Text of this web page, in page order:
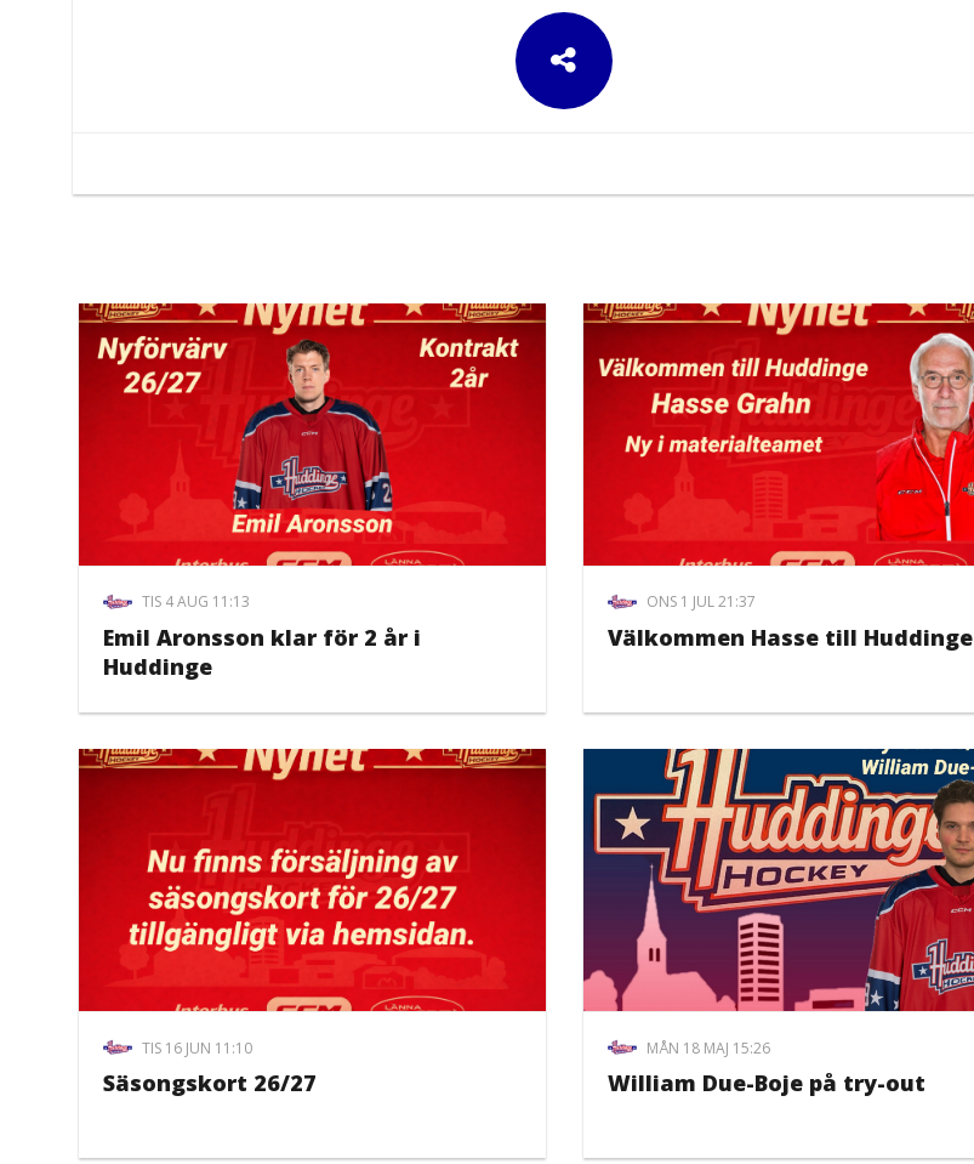
TIS 4 AUG 11:13
Emil Aronsson klar för 2 år i
Huddinge
ONS 1 JUL 21:37
Välkommen Hasse till Huddinge
TIS 16 JUN 11:10
Säsongskort 26/27
MÅN 18 MAJ 15:26
William Due-Boje på try-out